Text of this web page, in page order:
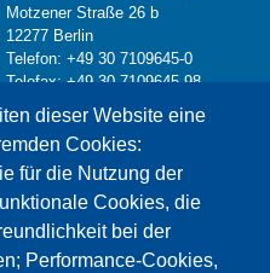
dieser Website eine
Cookies:
für die Nutzung der
Cookies, die
bei der
Performance-Cookies,
Motzener Straße 26 b
12277 Berlin
Telefon: +49 30 7109645-0
Telefax: +49 30 7109645-98
info@testing.de